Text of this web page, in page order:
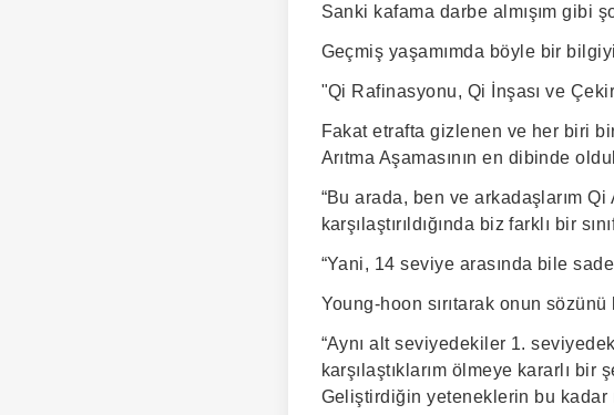
Sanki kafama darbe almışım gibi
Geçmiş yaşamımda böyle bir
"Qi Rafinasyonu, Qi İnşası ve
Fakat etrafta gizlenen ve her biri
Arıtma Aşamasının en dibinde
“Bu arada, ben ve arkadaşlarım Qi
karşılaştırıldığında biz farklı bir
“Yani, 14 seviye arasında bile
Young-hoon sırıtarak onun sözünü
“Aynı alt seviyedekiler 1.
karşılaştıklarım ölmeye kararlı
Geliştirdiğin yeteneklerin bu kadar